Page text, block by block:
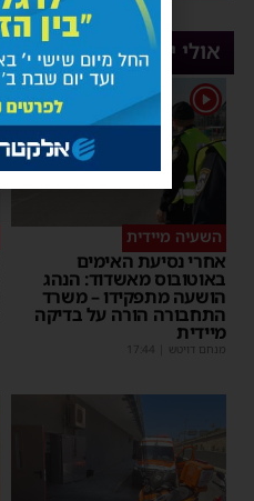
אולי יעניין אותך
1
השעיה מיידית
אחרי נסיעת האימים
באוטובוס מאשדוד: הנהג
הושעה מתפקידו – משרד
התחבורה הורה על בדיקה
מיידית
מנחם דויטש 17:44